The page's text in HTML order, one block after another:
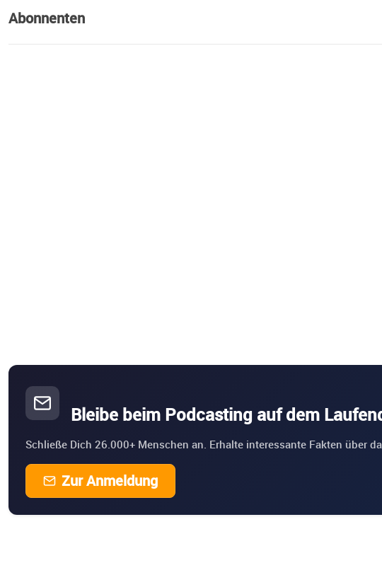
Abonnenten
Bleibe beim Podcasting auf dem
Schließe Dich 26.000+ Menschen an. Erhalte interessante Fakten über
Zur Anmeldung